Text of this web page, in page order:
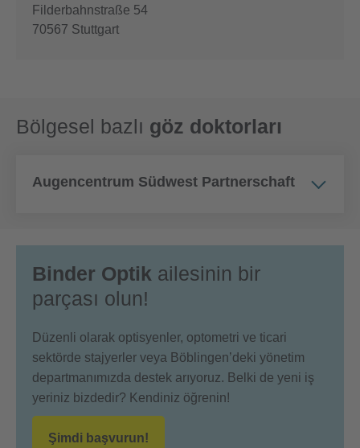
Filderbahnstraße 54
70567 Stuttgart
Bölgesel bazlı göz doktorları
Augencentrum Südwest Partnerschaft
Binder Optik ailesinin bir
parçası olun!
Düzenli olarak optisyenler, optometri ve ticari
sektörde stajyerler veya Böblingen’deki yönetim
departmanımızda destek arıyoruz. Belki de yeni iş
yeriniz bizdedir? Kendiniz öğrenin!
Şimdi başvurun!